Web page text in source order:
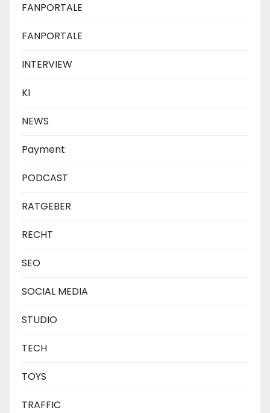
FANPORTALE
FANPORTALE
INTERVIEW
KI
NEWS
Payment
PODCAST
RATGEBER
RECHT
SEO
SOCIAL MEDIA
STUDIO
TECH
TOYS
TRAFFIC